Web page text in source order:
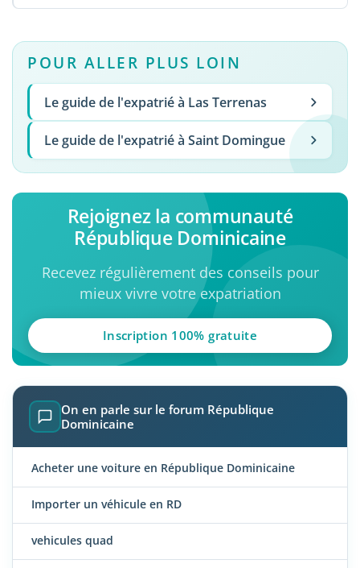
POUR ALLER PLUS LOIN
Le guide de l'expatrié à Las Terrenas
Le guide de l'expatrié à Saint Domingue
Rejoignez la communauté
République Dominicaine
Recevez régulièrement des conseils pour
mieux vivre votre expatriation
Inscription 100% gratuite
On en parle sur le forum République
Dominicaine
Acheter une voiture en République Dominicaine
Importer un véhicule en RD
vehicules quad